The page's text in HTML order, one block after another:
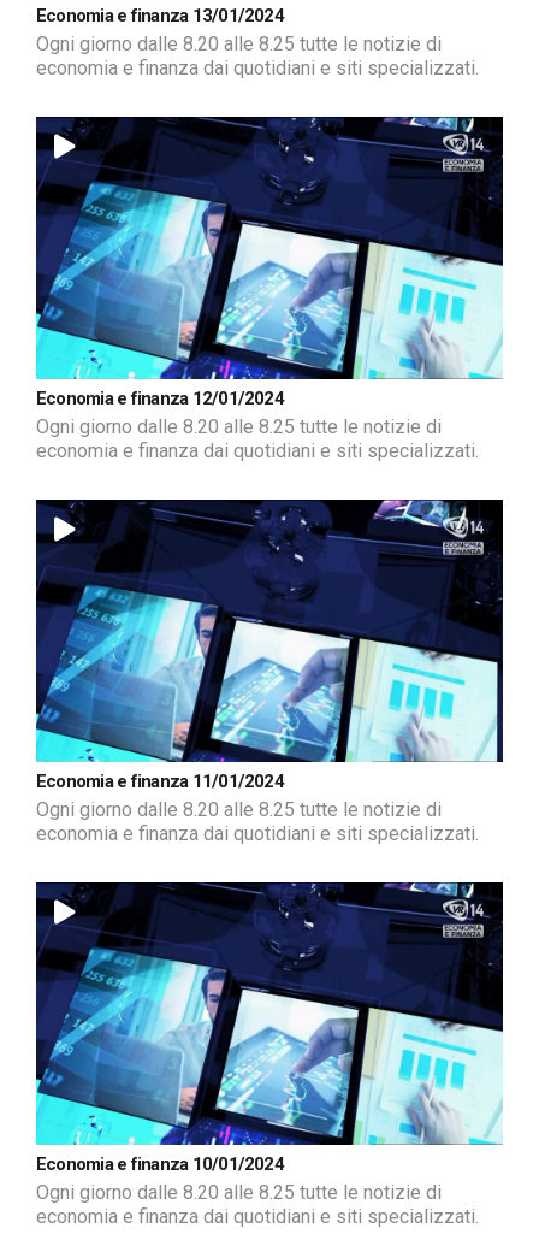
Economia e finanza 13/01/2024
Ogni giorno dalle 8.20 alle 8.25 tutte le notizie di
economia e finanza dai quotidiani e siti specializzati.
Economia e finanza 12/01/2024
Ogni giorno dalle 8.20 alle 8.25 tutte le notizie di
economia e finanza dai quotidiani e siti specializzati.
Economia e finanza 11/01/2024
Ogni giorno dalle 8.20 alle 8.25 tutte le notizie di
economia e finanza dai quotidiani e siti specializzati.
Economia e finanza 10/01/2024
Ogni giorno dalle 8.20 alle 8.25 tutte le notizie di
economia e finanza dai quotidiani e siti specializzati.